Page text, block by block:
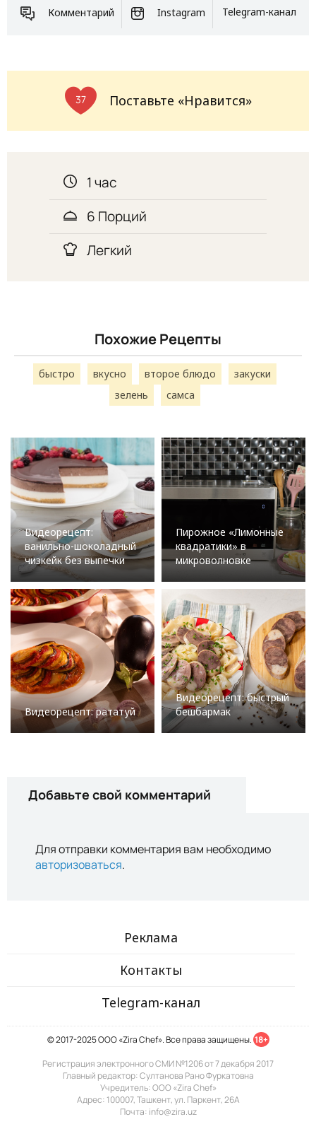
Комментарий Instagram Telegram-канал
37 Поставьте «Нравится»
1 час
6 Порций
Легкий
Похожие Рецепты
быстро вкусно второе блюдо
закуски
зелень
самса
Видеорецепт:
ванильно-шоколадный
чизкейк без выпечки
Пирожное «Лимонные
квадратики» в
микроволновке
Видеорецепт: рататуй
Видеорецепт: быстрый
бешбармак
Добавьте свой комментарий
Для отправки комментария вам необходимо
авторизоваться.
Реклама
Контакты
Telegram-канал
© 2017-2025 ООО «Zira Chef». Все права защищены. 18+
Регистрация электронного СМИ №1206 от 7 декабря 2017
Главный редактор: Султанова Рано Фуркатовна
Учредитель: ООО «Zira Chef»
Адрес: 100007, Ташкент, ул. Паркент, 26А
Почта: info@zira.uz